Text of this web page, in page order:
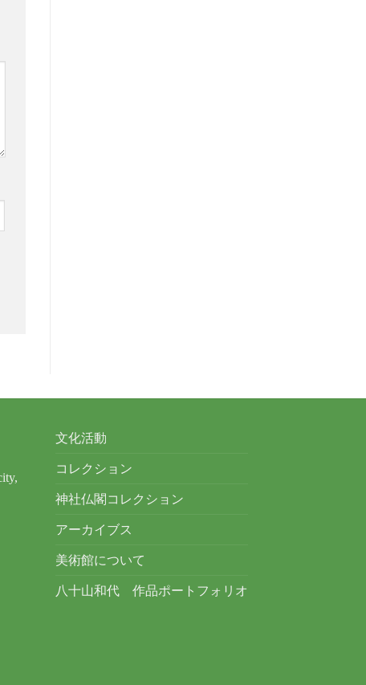
文化活動
コレクション
神社仏閣コレクション
アーカイブス
美術館について
八十山和代 作品ポートフォリオ